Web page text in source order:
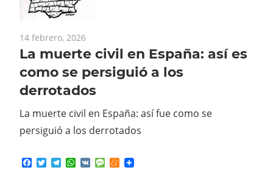
14 febrero, 2026
La muerte civil en España: así es
como se persiguió a los
derrotados
La muerte civil en España: así fue como se
persiguió a los derrotados
Facebook
TwitterTelegram
WhatsApp
VK MessageMeneame